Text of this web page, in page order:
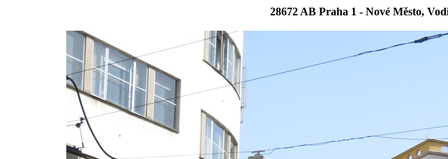
28672 AB Praha 1 - Nové Město,